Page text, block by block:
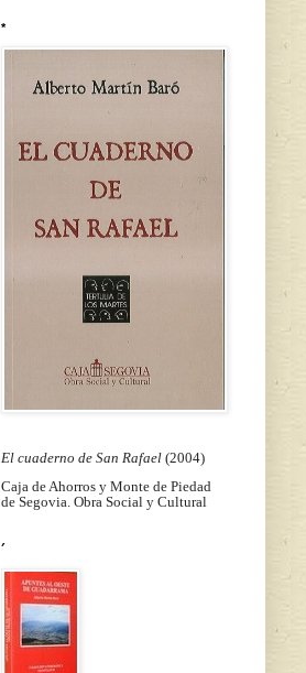
*
El cuaderno de San Rafael (2004)
Caja de Ahorros y Monte de Piedad
de Segovia. Obra Social y Cultural
´